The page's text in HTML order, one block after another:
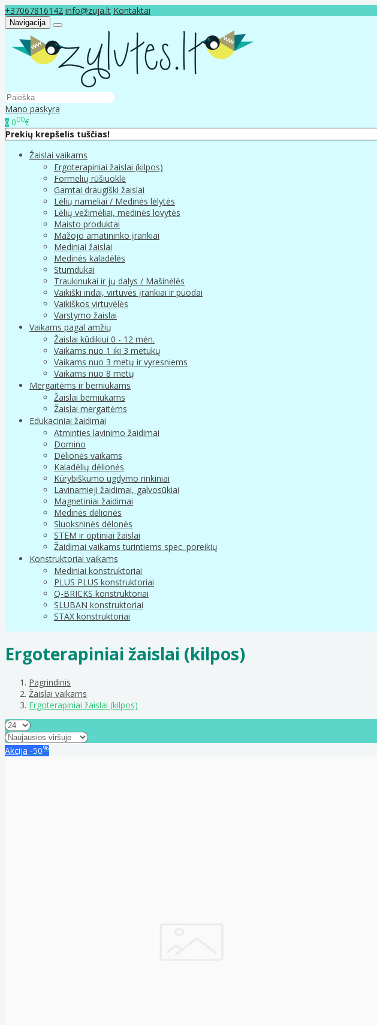
+37067816142 info@zuja.lt Kontaktai
Navigacija
Mano paskyra
0 000€
Prekių krepšelis tuščias!
Žaislai vaikams
Ergoterapiniai žaislai (kilpos)
Formelių rūšiuoklė
Gamtai draugiški žaislai
Lėlių nameliai / Medinės lėlytės
Lėlių vežimėliai, medinės lovytės
Maisto produktai
Mažojo amatininko įrankiai
Mediniai žaislai
Medinės kaladėlės
Stumdukai
Traukinukai ir jų dalys / Mašinėlės
Vaikiški indai, virtuvės įrankiai ir puodai
Vaikiškos virtuvėlės
Varstymo žaislai
Vaikams pagal amžių
Žaislai kūdikiui 0 - 12 mėn.
Vaikams nuo 1 iki 3 metukų
Vaikams nuo 3 metų ir vyresniems
Vaikams nuo 8 metų
Mergaitėms ir berniukams
Žaislai berniukams
Žaislai mergaitėms
Edukaciniai žaidimai
Atminties lavinimo žaidimai
Domino
Dėlionės vaikams
Kaladėlių dėlionės
Kūrybiškumo ugdymo rinkiniai
Lavinamieji žaidimai, galvosūkiai
Magnetiniai žaidimai
Medinės dėlionės
Sluoksninės dėlonės
STEM ir optiniai žaislai
Žaidimai vaikams turintiems spec. poreikių
Konstruktoriai vaikams
Mediniai konstruktoriai
PLUS PLUS konstruktoriai
Q-BRICKS konstruktoriai
SLUBAN konstruktoriai
STAX konstruktoriai
Ergoterapiniai žaislai (kilpos)
Pagrindinis
Žaislai vaikams
Ergoterapiniai žaislai (kilpos)
Akcija -50%